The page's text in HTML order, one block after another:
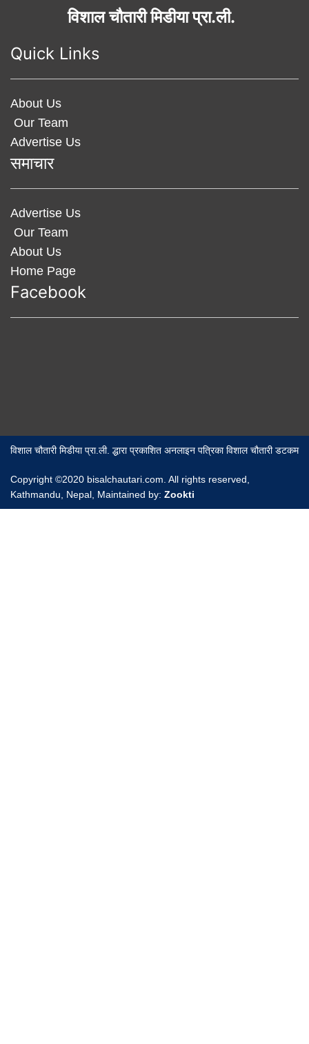
विशाल चौतारी मिडीया प्रा.ली.
Quick Links
About Us
Our Team
Advertise Us
समाचार
Advertise Us
Our Team
About Us
Home Page
Facebook
विशाल चौतारी मिडीया प्रा.ली. द्धारा प्रकाशित अनलाइन पत्रिका विशाल चौतारी डटकम
Copyright ©2020 bisalchautari.com. All rights reserved,
Kathmandu, Nepal, Maintained by: Zookti